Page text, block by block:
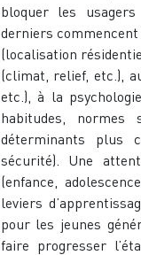
bloquer les
derniers
(localisation
(climat, relief, etc.),
etc.), à la
habitudes, normes
déterminants plus
sécurité). Une
(enfance,
leviers
pour les jeunes
faire progresser